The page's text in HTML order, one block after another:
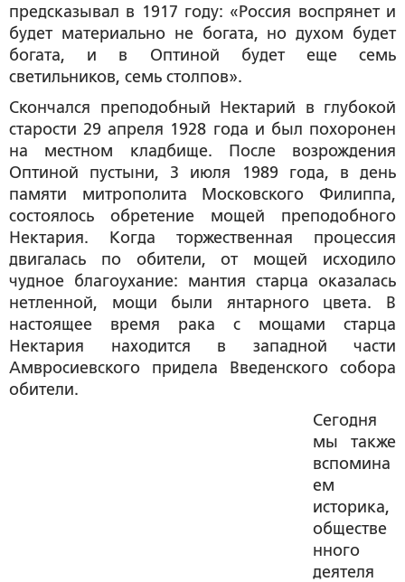
предсказывал в 1917 году: «Россия воспрянет и
будет материально не богата, но духом будет
богата, и в Оптиной будет еще семь
светильников, семь столпов».
Скончался преподобный Нектарий в глубокой
старости 29 апреля 1928 года и был похоронен
на местном кладбище. После возрождения
Оптиной пустыни, 3 июля 1989 года, в день
памяти митрополита Московского Филиппа,
состоялось обретение мощей преподобного
Нектария. Когда торжественная процессия
двигалась по обители, от мощей исходило
чудное благоухание: мантия старца оказалась
нетленной, мощи были янтарного цвета. В
настоящее время рака с мощами старца
Нектария находится в западной части
Амвросиевского придела Введенского собора
обители.
Сегодня
мы также
вспомина
ем
историка,
обществе
нного
деятеля